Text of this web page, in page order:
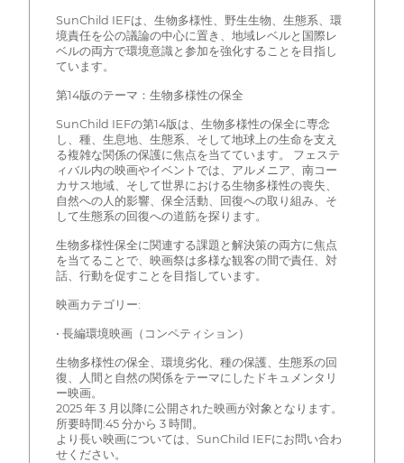
SunChild IEFは、生物多様性、野生生物、生態系、環
境責任を公の議論の中心に置き、地域レベルと国際レ
ベルの両方で環境意識と参加を強化することを目指し
ています。
第14版のテーマ：生物多様性の保全
SunChild IEFの第14版は、生物多様性の保全に専念
し、種、生息地、生態系、そして地球上の生命を支え
る複雑な関係の保護に焦点を当てています。 フェステ
ィバル内の映画やイベントでは、アルメニア、南コー
カサス地域、そして世界における生物多様性の喪失、
自然への人的影響、保全活動、回復への取り組み、そ
して生態系の回復への道筋を探ります。
生物多様性保全に関連する課題と解決策の両方に焦点
を当てることで、映画祭は多様な観客の間で責任、対
話、行動を促すことを目指しています。
映画カテゴリー:
• 長編環境映画（コンペティション）
生物多様性の保全、環境劣化、種の保護、生態系の回
復、人間と自然の関係をテーマにしたドキュメンタリ
ー映画。
2025 年 3 月以降に公開された映画が対象となります。
所要時間:45 分から 3 時間。
より長い映画については、SunChild IEFにお問い合わ
せください。